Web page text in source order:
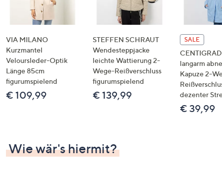
VIA MILANO
Kurzmantel
Veloursleder-Optik
Länge 85cm
figurumspielend
€ 109,99
STEFFEN SCHRAUT
Wendesteppjacke
leichte Wattierung 2-
Wege-Reißverschluss
figurumspielend
€ 139,99
SALE
langarm
Kapuze 2-
dezenter
€ 39,99
Wie wär's hiermit?